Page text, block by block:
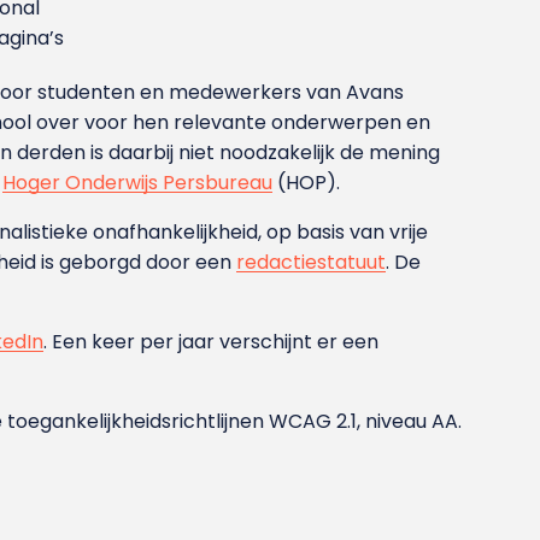
studenten en medewerkers van Avans
over voor hen relevante onderwerpen en
is daarbij niet noodzakelijk de mening
Hoger Onderwijs Persbureau (HOP).
onafhankelijkheid, op basis van vrije
is geborgd door een redactiestatuut. De
. Een keer per jaar verschijnt er een
WCAG 2.1, niveau AA.